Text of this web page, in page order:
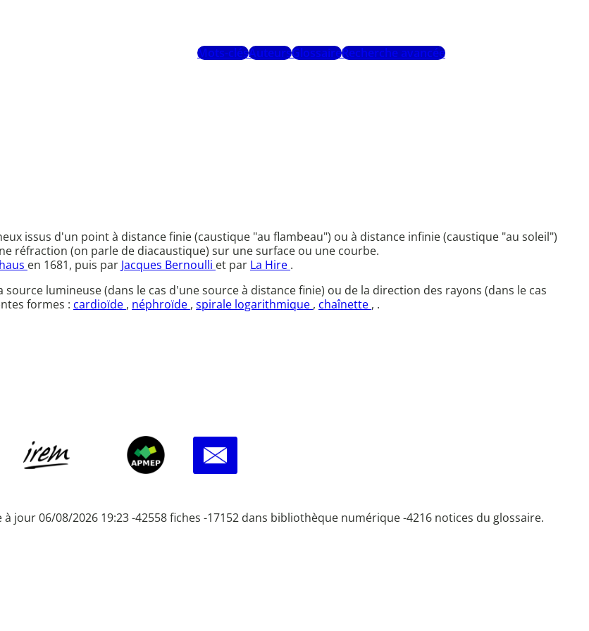
Mots-clésAuteursGlossaireRecherche avancée
issus d'un point à distance finie (caustique "au flambeau") ou à distance infinie (caustique "au soleil")
réfraction (on parle de diacaustique) sur une surface ou une courbe.
en 1681, puis par Jacques Bernoulli et par La Hire .
lumineuse (dans le cas d'une source à distance finie) ou de la direction des rayons (dans le cas
formes : cardioïde , néphroïde , spirale logarithmique , chaînette , .
à jour 06/08/2026 19:23 -42558 fiches -17152 dans bibliothèque numérique -4216 notices du glossaire.